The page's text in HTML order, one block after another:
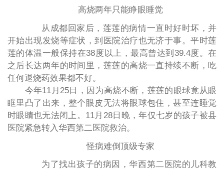
高烧两年只能睁眼睡觉
从成都回家后，莲莲的病情一直时好时坏，并
开始出现发烧等症状，到医院治疗也无济于事。平时莲
莲的体温一般保持在38度以上，最高曾达到39.4度。在
之后长达两年的时间里，莲莲的高烧一直持续不断，吃
任何退烧药效果都不好。
今年11月25日，因为高烧不断，莲莲的眼球竟从眼
眶里凸了出来，整个眼皮无法将眼球包住，甚至连睡觉
时眼睛也无法闭上。11月28日晚，年仅七岁的孩子被县
医院紧急转入华西第二医院救治。
怪病难倒顶级专家
为了找出孩子的病因，华西第二医院的儿科教